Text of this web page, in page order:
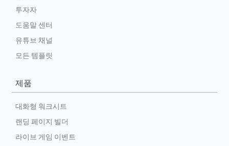
투자자
도움말 센터
유튜브 채널
모든 템플릿
제품
대화형 워크시트
랜딩 페이지 빌더
라이브 게임 이벤트